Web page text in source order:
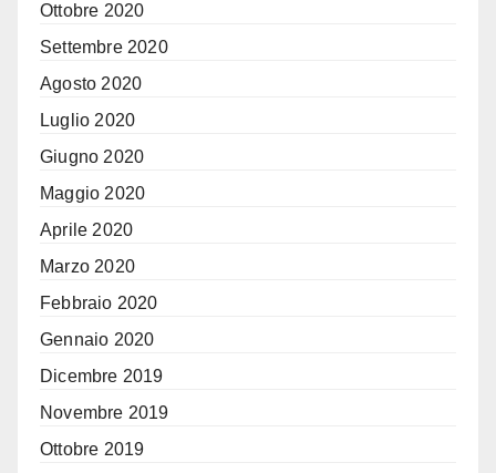
Ottobre 2020
Settembre 2020
Agosto 2020
Luglio 2020
Giugno 2020
Maggio 2020
Aprile 2020
Marzo 2020
Febbraio 2020
Gennaio 2020
Dicembre 2019
Novembre 2019
Ottobre 2019